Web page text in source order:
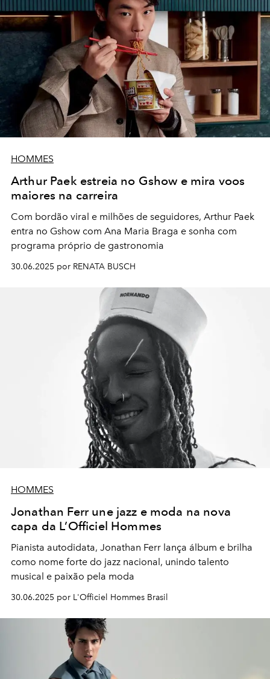
HOMMES
Arthur Paek estreia no Gshow e mira voos
maiores na carreira
Com bordão viral e milhões de seguidores, Arthur Paek
entra no Gshow com Ana Maria Braga e sonha com
programa próprio de gastronomia
30.06.2025 por RENATA BUSCH
HOMMES
Jonathan Ferr une jazz e moda na nova
capa da L’Officiel Hommes
Pianista autodidata, Jonathan Ferr lança álbum e brilha
como nome forte do jazz nacional, unindo talento
musical e paixão pela moda
30.06.2025 por L'Officiel Hommes Brasil